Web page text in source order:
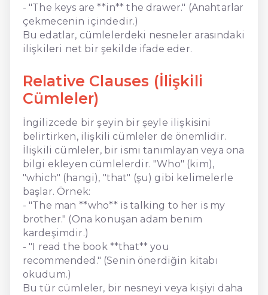
- "The keys are **in** the drawer." (Anahtarlar
çekmecenin içindedir.)
Bu edatlar, cümlelerdeki nesneler arasındaki
ilişkileri net bir şekilde ifade eder.
Relative Clauses (İlişkili
Cümleler)
İngilizcede bir şeyin bir şeyle ilişkisini
belirtirken, ilişkili cümleler de önemlidir.
İlişkili cümleler, bir ismi tanımlayan veya ona
bilgi ekleyen cümlelerdir. "Who" (kim),
"which" (hangi), "that" (şu) gibi kelimelerle
başlar. Örnek:
- "The man **who** is talking to her is my
brother." (Ona konuşan adam benim
kardeşimdir.)
- "I read the book **that** you
recommended." (Senin önerdiğin kitabı
okudum.)
Bu tür cümleler, bir nesneyi veya kişiyi daha